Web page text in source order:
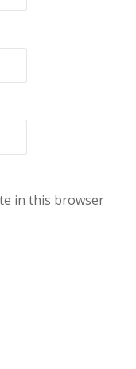
in this browser